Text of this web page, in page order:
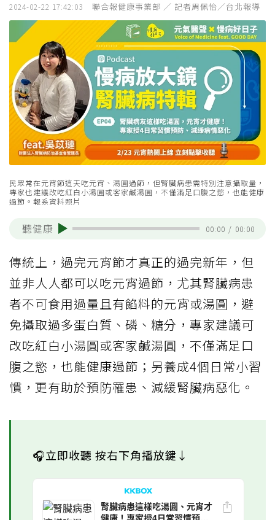
2024-02-22 17:42:03 聯合報健康事業部 ／ 記者周佩怡／台北報導
民眾常在元宵節這天吃元宵、湯圓過節，但腎臟病患需特別注意攝取量，
專家也建議改吃紅白小湯圓或客家鹹湯圓，不僅滿足口腹之慾，也能健康
過節。報系資料照片
聽健康 00:00 / 00:00
傳統上，過完元宵節才真正的過完新年，但
並非人人都可以吃元宵過節，尤其腎臟病患
者不可食用過量且有餡料的元宵或湯圓，避
免攝取過多蛋白質、磷、糖分，專家建議可
改吃紅白小湯圓或客家鹹湯圓，不僅滿足口
腹之慾，也能健康過節；另養成4個日常小習
慣，更有助於預防罹患、減緩腎臟病惡化。
🎧立即收聽 按右下角播放鍵↓